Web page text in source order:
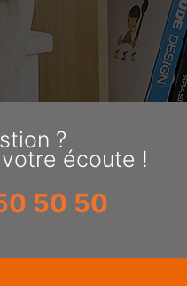
?
écoute !
50 50